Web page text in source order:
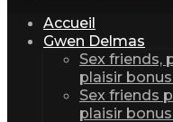
Accueil
Gwen Delmas
Sex friends,
plaisir
Sex friends
plaisir